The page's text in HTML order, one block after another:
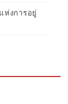
ห่งการอยู่